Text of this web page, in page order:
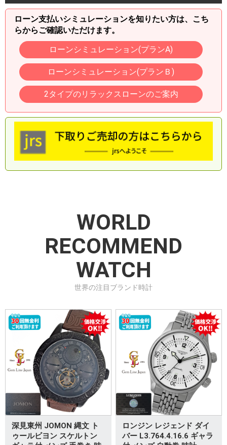
ローン支払いシミュレーションを知りたい方は、こち
らからご確認いただけます。
ローンシミュレーション(プランA)
ローンシミュレーション(プランＢ)
2タイプのリラックスローンのご案内
WORLD
RECOMMEND
WATCH
世界の注目ブランド時計
深見東州 JOMON 縄文 ト
ゥールビヨン スケルトン
ロンジン レジェンド ダイ
バー L3.764.4.16.6 ギャラ